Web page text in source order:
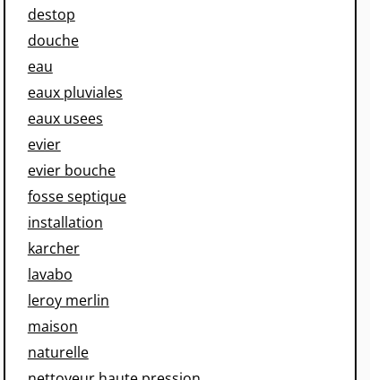
destop
douche
eau
eaux pluviales
eaux usees
evier
evier bouche
fosse septique
installation
karcher
lavabo
leroy merlin
maison
naturelle